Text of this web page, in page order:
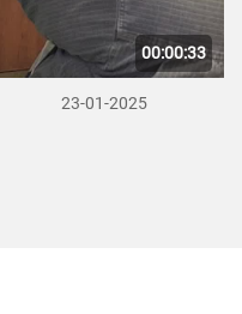
00:00:33
23-01-2025